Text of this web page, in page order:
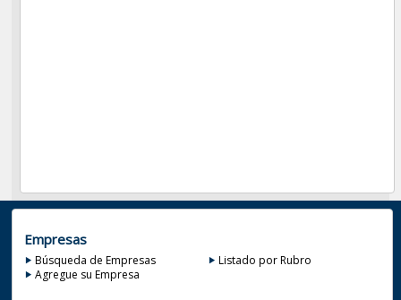
Empresas
Búsqueda de Empresas
Listado por Rubro
Agregue su Empresa